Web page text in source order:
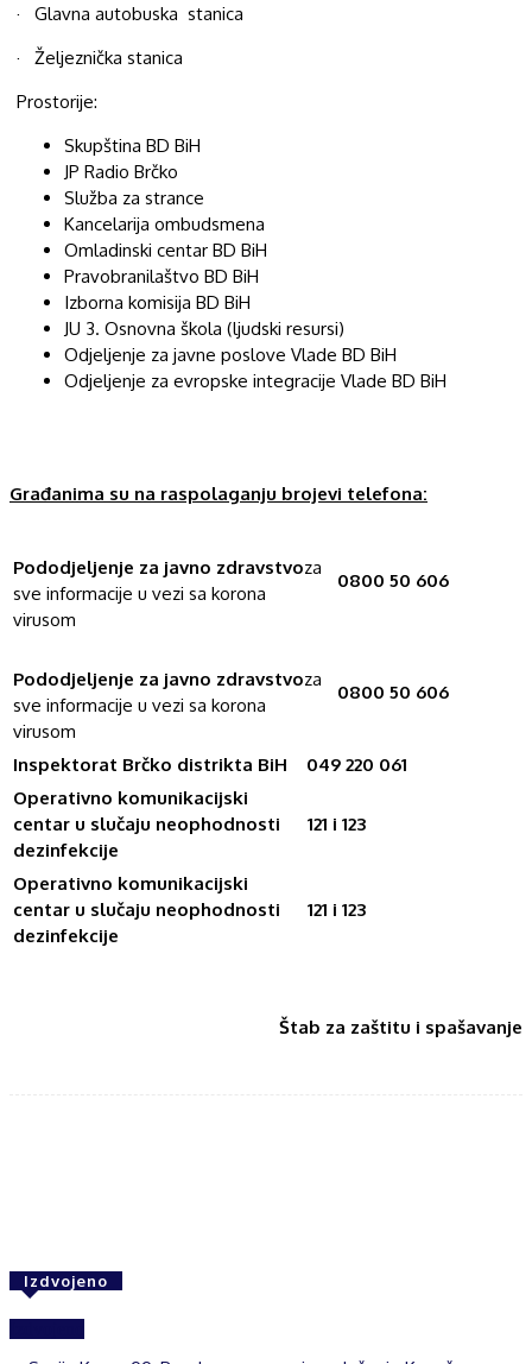
· Glavna autobuska stanica
· Željeznička stanica
Prostorije:
Skupština BD BiH
JP Radio Brčko
Služba za strance
Kancelarija ombudsmena
Omladinski centar BD BiH
Pravobranilaštvo BD BiH
Izborna komisija BD BiH
JU 3. Osnovna škola (ljudski resursi)
Odjeljenje za javne poslove Vlade BD BiH
Odjeljenje za evropske integracije Vlade BD BiH
Građanima su na raspolaganju brojevi telefona:
Pododjeljenje za javno zdravstvoza
sve informacije u vezi sa korona
virusom
0800 50 606
Pododjeljenje za javno zdravstvoza
sve informacije u vezi sa korona
virusom
0800 50 606
Inspektorat Brčko distrikta BiH
049 220 061
Operativno komunikacijski
centar u slučaju neophodnosti
dezinfekcije
121 i 123
Operativno komunikacijski
centar u slučaju neophodnosti
dezinfekcije
121 i 123
Štab za zaštitu i spašavanje
Izdvojeno